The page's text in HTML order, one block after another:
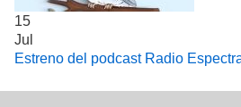
15
Jul
Estreno del podcast Radio